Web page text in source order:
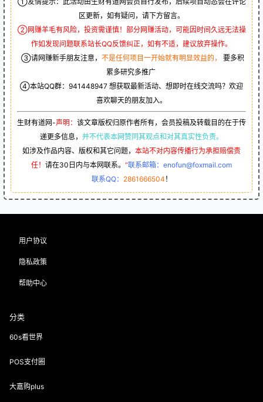
区更新，如有疑问，请下方留言。
②网赚羊毛有风险，投资需谨慎！部分网赚活动，可能因时间久远无法操
作如发现问题联系站长QQ反馈纠正，如有不适，建议放弃操作。
③请网赚新手朋友注意， 不是任何项目一开始就有明显效益的，
要多积
累多研究多推广
④本站QQ群： 941448947 想获取最新活动、想即时在线交流吗？欢迎
喜欢聊天的朋友加入。
生财有道网-声明： 该文章版权归原作者所有，会员投稿及转载目的在于传
递更多信息， 并不代表本网赞同其观点和对其真实性负责。
如涉及作品内容、版权和其它问题， 本站不对内容传播行为承担赔偿责
任！ 请在30日内与本网联系。 “联系邮箱：enofun@foxmail.com
联系QQ： 2861666504 ！
用户协议
隐私政策
帮助中心
分类
60s看世界
POS支付圈
大嘉购plus